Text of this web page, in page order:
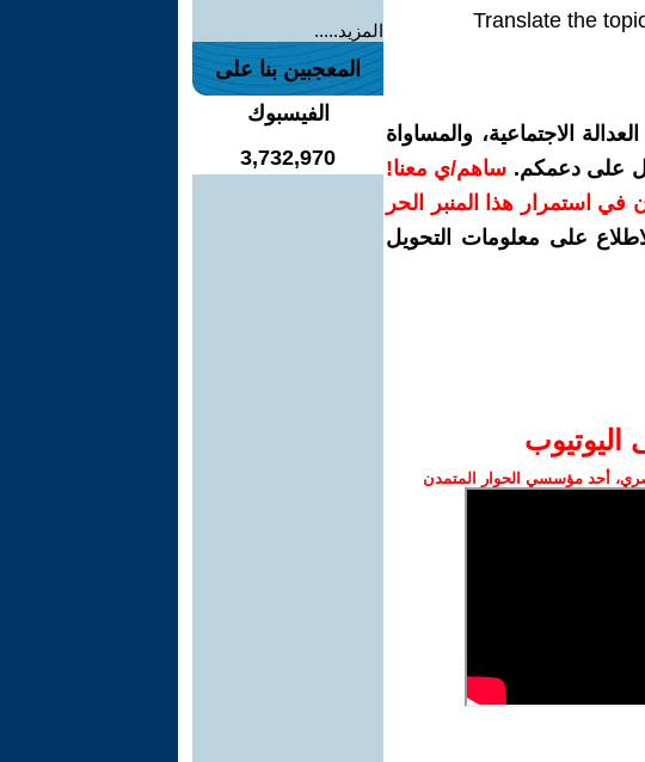
Translate the
الاجتماعية، والمساواة
على دعمكم. ساهم/ي معنا!
في استمرار هذا المنبر الحر
على معلومات التحويل
اليوتيوب
أحد مؤسسي الحوار المتمدن
المزيد.....
المعجبين بنا على
الفيسبوك
3,732,970